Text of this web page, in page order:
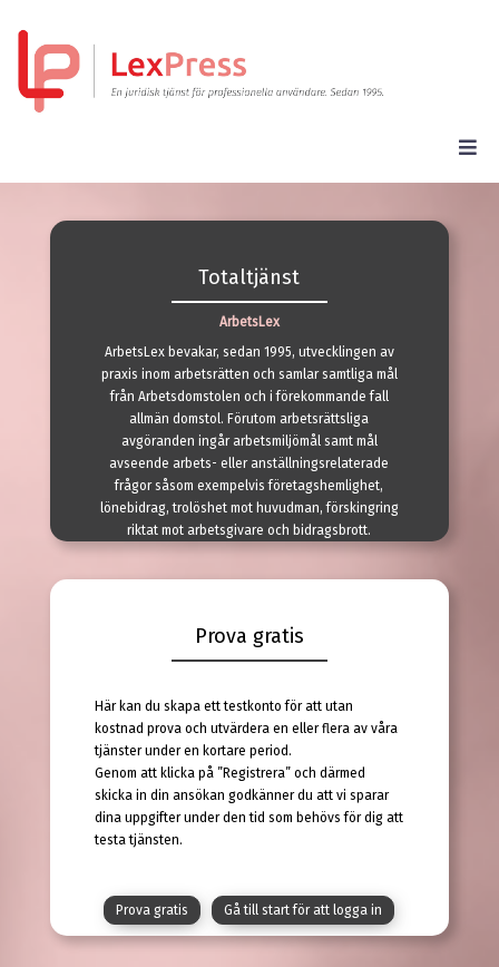
Totaltjänst
ArbetsLex
ArbetsLex bevakar, sedan 1995, utvecklingen av
praxis inom arbetsrätten och samlar samtliga mål
från Arbetsdomstolen och i förekommande fall
allmän domstol. Förutom arbetsrättsliga
avgöranden ingår arbetsmiljömål samt mål
avseende arbets- eller anställningsrelaterade
frågor såsom exempelvis företagshemlighet,
lönebidrag, trolöshet mot huvudman, förskingring
riktat mot arbetsgivare och bidragsbrott.
Prova gratis
Här kan du skapa ett testkonto för att utan
kostnad prova och utvärdera en eller flera av våra
tjänster under en kortare period.
Genom att klicka på ”Registrera” och därmed
skicka in din ansökan godkänner du att vi sparar
dina uppgifter under den tid som behövs för dig att
testa tjänsten.
Prova gratis Gå till start för att logga in